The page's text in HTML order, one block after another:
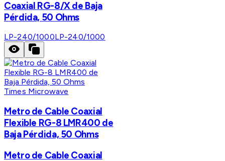
Coaxial RG-8/X de Baja
Pérdida, 50 Ohms
LP-240/1000LP-240/1000
Times Microwave
Metro de Cable Coaxial
Flexible RG-8 LMR400 de
Baja Pérdida, 50 Ohms
Metro de Cable Coaxial